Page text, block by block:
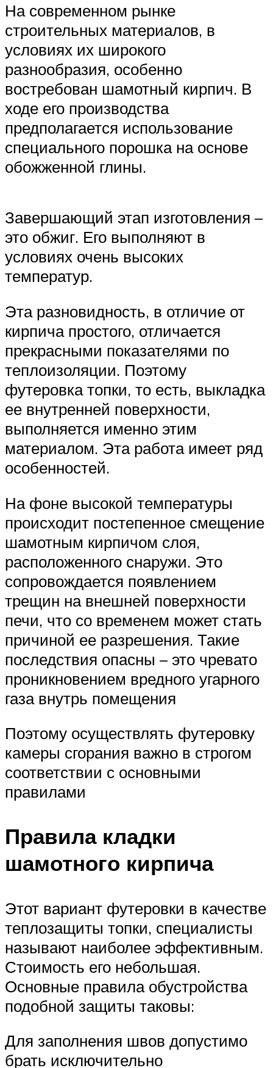
На современном рынке
строительных материалов, в
условиях их широкого
разнообразия, особенно
востребован шамотный кирпич. В
ходе его производства
предполагается использование
специального порошка на основе
обожженной глины.
Завершающий этап изготовления –
это обжиг. Его выполняют в
условиях очень высоких
температур.
Эта разновидность, в отличие от
кирпича простого, отличается
прекрасными показателями по
теплоизоляции. Поэтому
футеровка топки, то есть, выкладка
ее внутренней поверхности,
выполняется именно этим
материалом. Эта работа имеет ряд
особенностей.
На фоне высокой температуры
происходит постепенное смещение
шамотным кирпичом слоя,
расположенного снаружи. Это
сопровождается появлением
трещин на внешней поверхности
печи, что со временем может стать
причиной ее разрешения. Такие
последствия опасны – это чревато
проникновением вредного угарного
газа внутрь помещения
Поэтому осуществлять футеровку
камеры сгорания важно в строгом
соответствии с основными
правилами
Правила кладки
шамотного кирпича
Этот вариант футеровки в качестве
теплозащиты топки, специалисты
называют наиболее эффективным.
Стоимость его небольшая.
Основные правила обустройства
подобной защиты таковы:
Для заполнения швов допустимо
брать исключительно